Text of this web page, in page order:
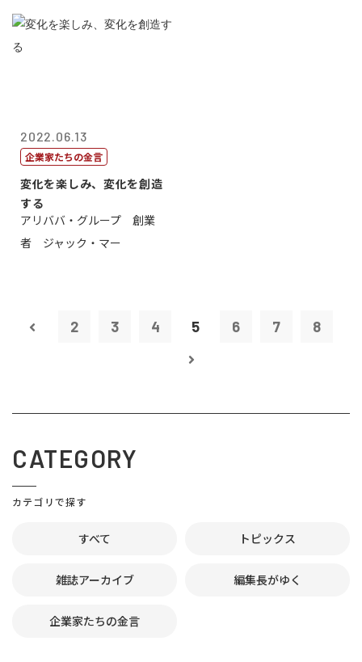
2022.06.13
企業家たちの金言
変化を楽しみ、変化を創造
する
アリババ・グループ 創業
者 ジャック・マー
2 3 4 5 6 7 8
CATEGORY
カテゴリで探す
すべて トピックス
雑誌アーカイブ 編集長がゆく
企業家たちの金言